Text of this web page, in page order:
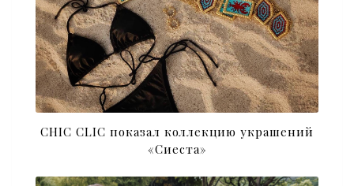
CHIC CLIC показал коллекцию украшений
«Сиеста»